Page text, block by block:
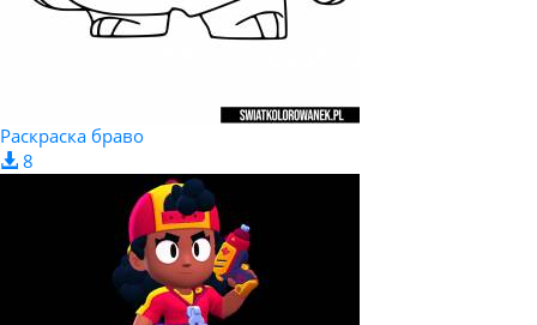
Раскраска браво
8